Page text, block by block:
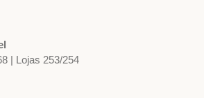
| Lojas 253/254